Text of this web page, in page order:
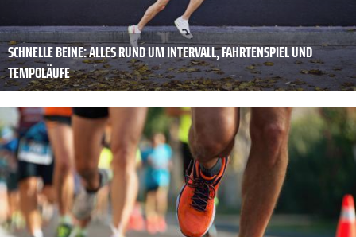
SCHNELLE BEINE: ALLES RUND UM INTERVALL, FAHRTENSPIEL UND
TEMPOLÄUFE